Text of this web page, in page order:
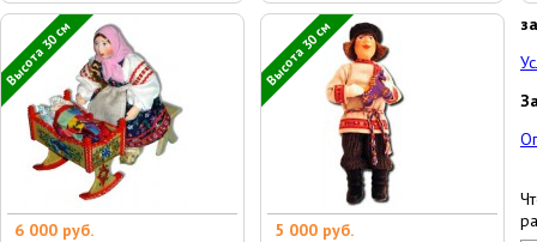
Высота 30 см
6 000 руб.
Высота 30 см
5 000 руб.